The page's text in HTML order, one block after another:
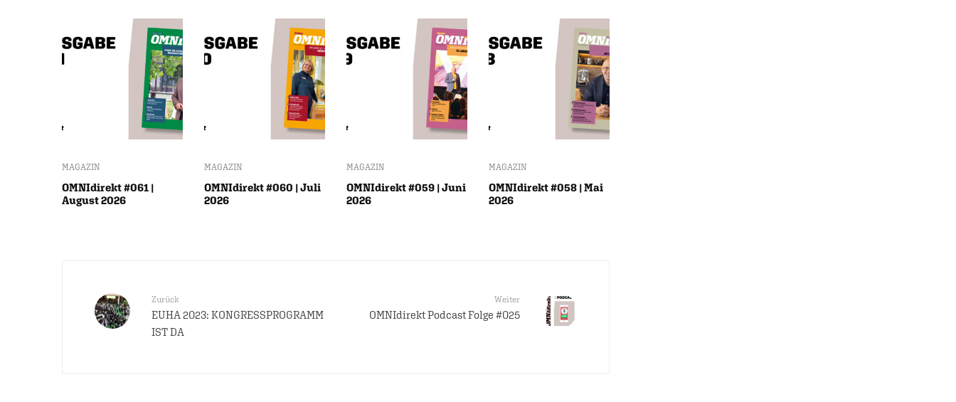
MAGAZIN
OMNIdirekt #061 |
August 2026
MAGAZIN
OMNIdirekt #060 | Juli
2026
MAGAZIN
OMNIdirekt #059 | Juni
2026
MAGAZIN
OMNIdirekt #058 | Mai
2026
Zurück
EUHA 2023: KONGRESSPROGRAMM
IST DA
Weiter
OMNIdirekt Podcast Folge #025